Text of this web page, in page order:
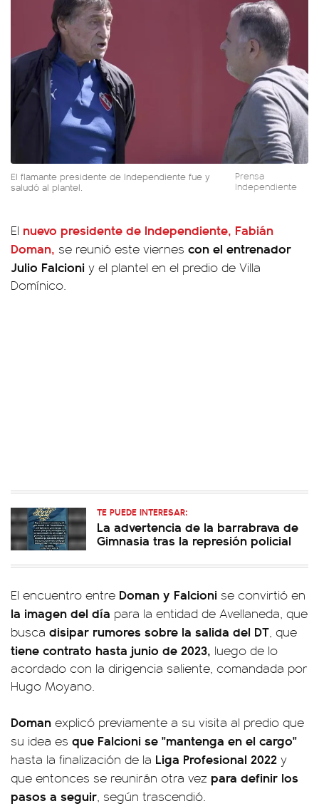
El flamante presidente de Independiente fue y
saludó al plantel.
Prensa
Independiente
El nuevo presidente de Independiente, Fabián
Doman, se reunió este viernes con el entrenador
Julio Falcioni y el plantel en el predio de Villa
Domínico.
TE PUEDE INTERESAR:
La advertencia de la barrabrava de
Gimnasia tras la represión policial
El encuentro entre Doman y Falcioni se convirtió en
la imagen del día para la entidad de Avellaneda, que
busca disipar rumores sobre la salida del DT, que
tiene contrato hasta junio de 2023, luego de lo
acordado con la dirigencia saliente, comandada por
Hugo Moyano.
Doman explicó previamente a su visita al predio que
su idea es que Falcioni se "mantenga en el cargo"
hasta la finalización de la Liga Profesional 2022 y
que entonces se reunirán otra vez para definir los
pasos a seguir, según trascendió.